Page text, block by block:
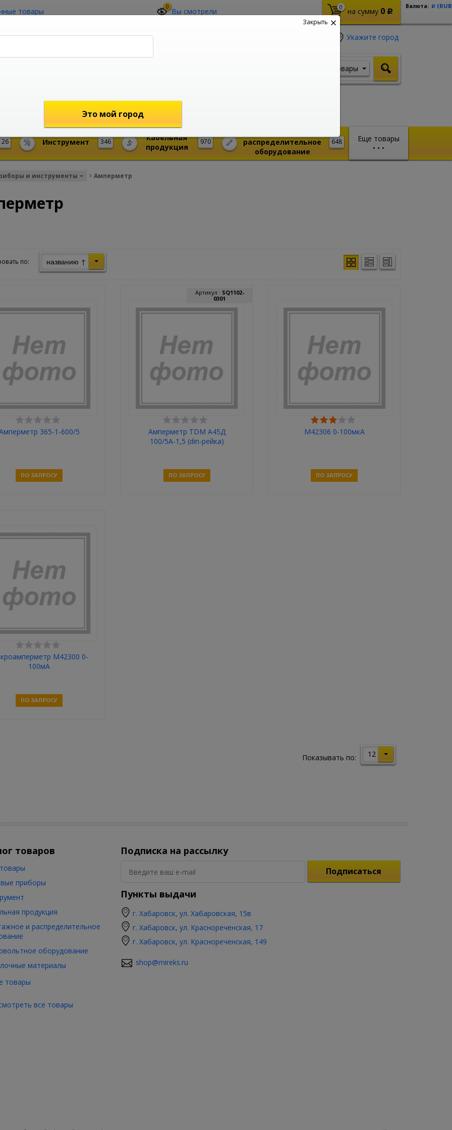
товары 0 Вы смотрели 0 на сумму 0 Р
Валюта: Р
Укажите город
shop@mireks.ru
Товары
Еще товары
• • •
26 346
Инструмент 970
Кабельная
продукция
648
распределительное
оборудование
и инструменты Амперметр
по: названию ↑
365-1-600/5
ПО ЗАПРОСУ
Амперметр TDM А45Д
100/5А-1,5 (din-рейка)
Артикул : SQ1102-
0301
ПО ЗАПРОСУ
М42306 0-100мкА
ПО ЗАПРОСУ
М42300 0-
100мА
ПО ЗАПРОСУ
Показывать по: 12
товаров
товары
приборы
продукция
и распределительное
оборудование
материалы
все товары
Подписка на рассылку
Подписаться
Пункты выдачи
г. Хабаровск, ул. Хабаровская, 15в
г. Хабаровск, ул. Краснореченская, 17
г. Хабаровск, ул. Краснореченская, 149
shop@mireks.ru
Закрыть
Это мой город